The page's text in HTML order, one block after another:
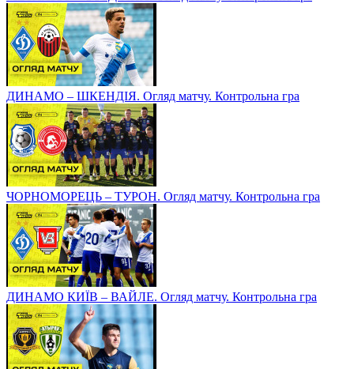
ДИНАМО – ШКЕНДІЯ. Огляд матчу. Контрольна гра
ЧОРНОМОРЕЦЬ – ТУРОН. Огляд матчу. Контрольна гра
ДИНАМО КИЇВ – ВАЙЛЕ. Огляд матчу. Контрольна гра